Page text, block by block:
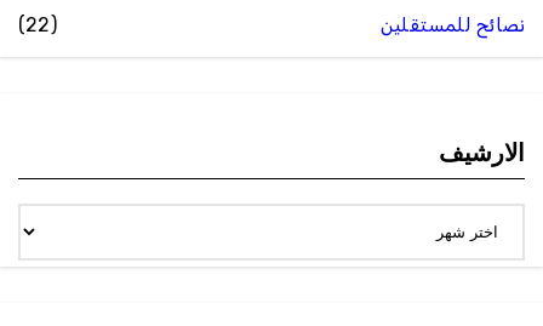
نصائح للمستقلين (22)
الارشيف